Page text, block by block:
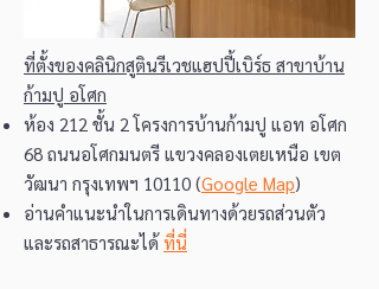
ที่ตั้งของคลินิกสูตินรีเวชแฮปปี้เบิร์ธ สาขาบ้าน
ก้ามปู อโศก
ห้อง 212 ชั้น 2 โครงการบ้านก้ามปู แอท อโศก
68 ถนนอโศกมนตรี แขวงคลองเตยเหนือ เขต
วัฒนา กรุงเทพฯ 10110 (Google Map)
อ่านคำแนะนำในการเดินทางด้วยรถส่วนตัว
และรถสาธารณะได้ที่นี่